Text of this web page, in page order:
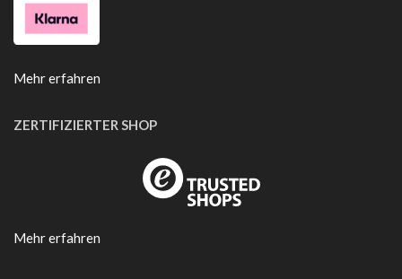
Mehr erfahren
ZERTIFIZIERTER SHOP
Mehr erfahren